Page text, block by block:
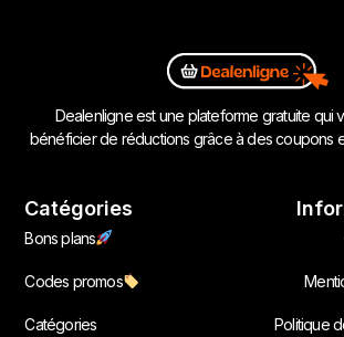
Dealenligne est une plateforme gratuite qui
bénéficier de réductions grâce à des coupons
Catégories
Bons plans
Codes promos
Catégories Politique